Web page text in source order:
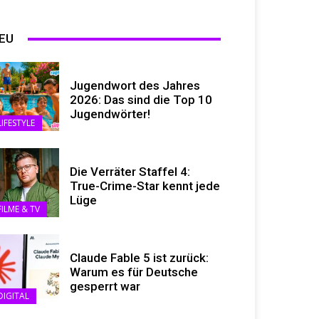
Jugendwort des Jahres
2026: Das sind die Top 10
Jugendwörter!
& TV
Die Verräter Staffel 4:
True-Crime-Star kennt jede
Lüge
Claude Fable 5 ist zurück:
Warum es für Deutsche
gesperrt war